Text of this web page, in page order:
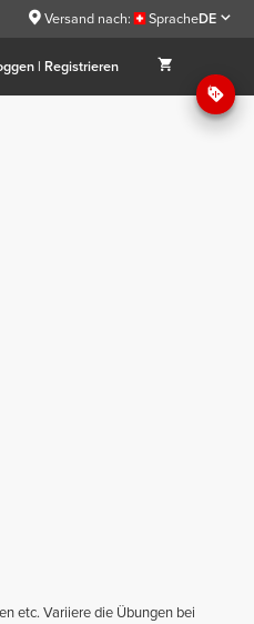
Versand nach: SpracheDE
| Registrieren
etc. Variiere die Übungen bei